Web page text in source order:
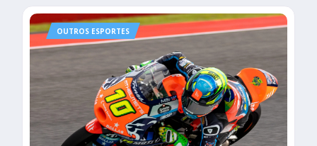
OUTROS ESPORTES